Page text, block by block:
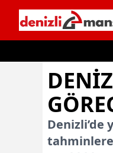
İçeriğe geç